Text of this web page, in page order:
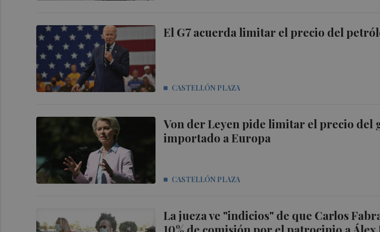
El G7 acuerda limitar el precio del
CASTELLÓN PLAZA
Von der Leyen pide limitar el precio del
importado a Europa
CASTELLÓN PLAZA
La jueza ve "indicios" de que Carlos